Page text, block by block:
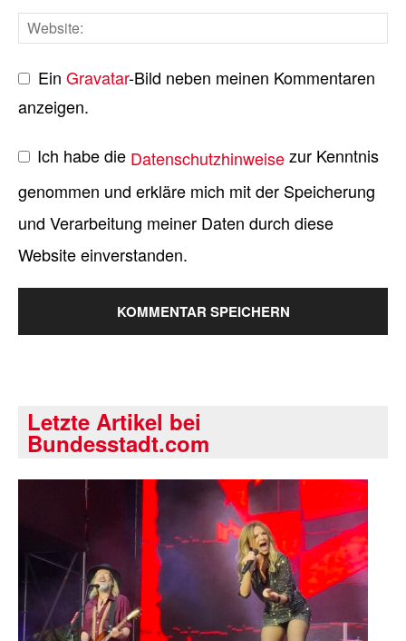
EinGravatar-Bild neben meinen Kommentaren
anzeigen.
Ich habe die Datenschutzhinweisezur Kenntnis
genommen und erkläre mich mit der Speicherung
und Verarbeitung meiner Daten durch diese
Website einverstanden.
Letzte Artikel bei
Bundesstadt.com